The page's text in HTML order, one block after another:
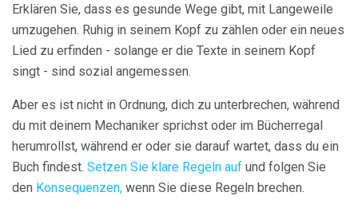
Erklären Sie, dass es gesunde Wege gibt, mit Langeweile
umzugehen. Ruhig in seinem Kopf zu zählen oder ein neues
Lied zu erfinden - solange er die Texte in seinem Kopf
singt - sind sozial angemessen.
Aber es ist nicht in Ordnung, dich zu unterbrechen, während
du mit deinem Mechaniker sprichst oder im Bücherregal
herumrollst, während er oder sie darauf wartet, dass du ein
Buch findest. Setzen Sie klare Regeln auf und folgen Sie
den Konsequenzen, wenn Sie diese Regeln brechen.